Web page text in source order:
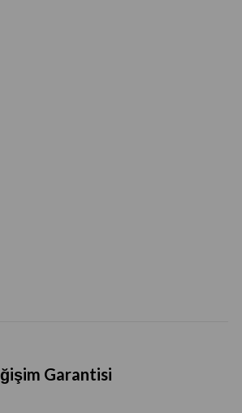
Garantisi